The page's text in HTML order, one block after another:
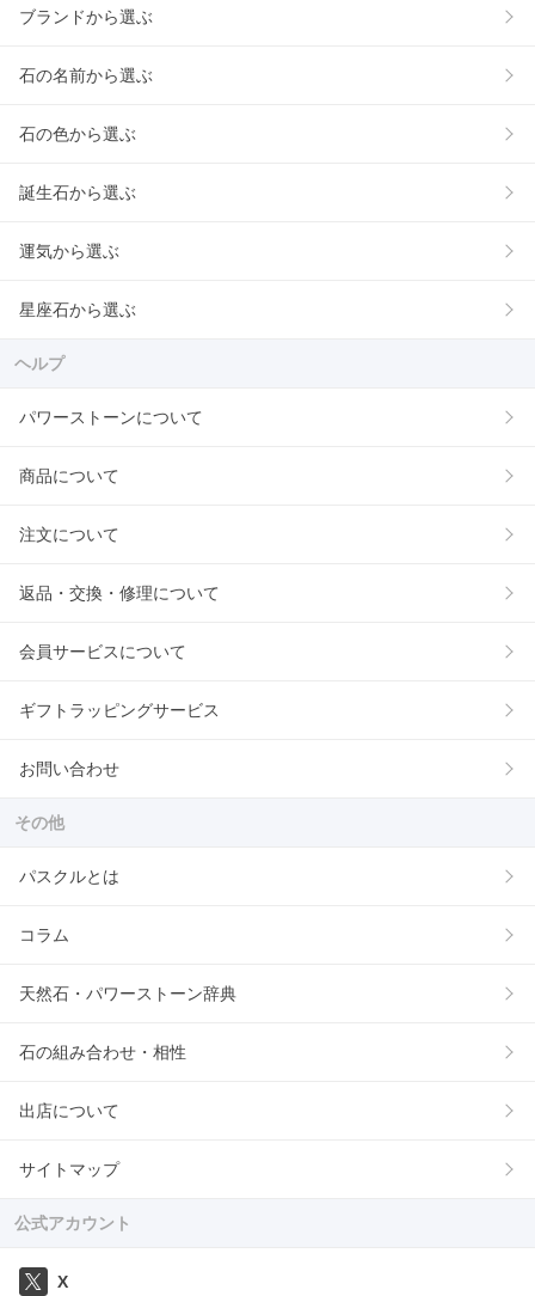
ブランドから選ぶ
石の名前から選ぶ
石の色から選ぶ
誕生石から選ぶ
運気から選ぶ
星座石から選ぶ
ヘルプ
パワーストーンについて
商品について
注文について
返品・交換・修理について
会員サービスについて
ギフトラッピングサービス
お問い合わせ
その他
パスクルとは
コラム
天然石・パワーストーン辞典
石の組み合わせ・相性
出店について
サイトマップ
公式アカウント
X